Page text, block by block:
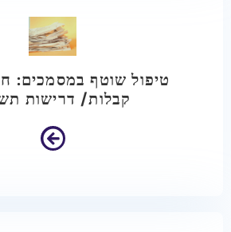
טיפול שוטף במסמכים:
קבלות/ דרישות